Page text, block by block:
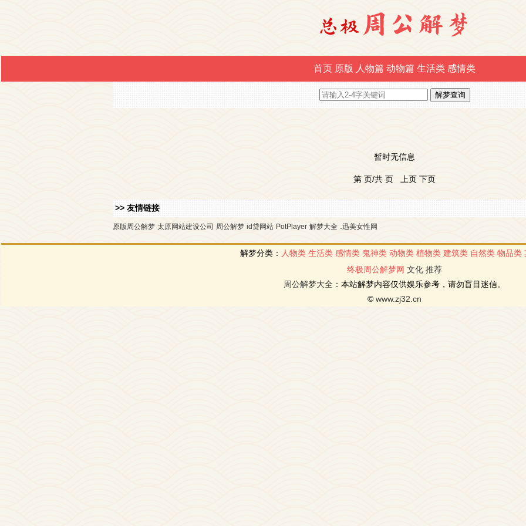
首页 原版 人物篇 动物篇 生活类 感情类
暂时无信息
第 页/共 页 上页 下页
>> 友情链接
原版周公解梦 太原网站建设公司 周公解梦 id贷网站 PotPlayer 解梦大全 迅美女性网
解梦分类： 人物类 生活类 感情类 鬼神类 动物类 植物类 建筑类 自然类 物品类
终极周公解梦网 文化 推荐
周公解梦大全 ：本站解梦内容仅供娱乐参考，请勿盲目迷信。
© www.zj32.cn